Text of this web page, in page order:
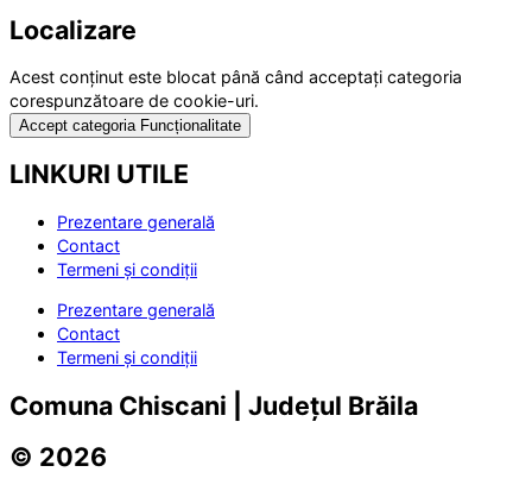
Localizare
Acest conținut este blocat până când acceptați categoria
corespunzătoare de cookie-uri.
Accept categoria Funcționalitate
LINKURI UTILE
Prezentare generală
Contact
Termeni și condiții
Prezentare generală
Contact
Termeni și condiții
Comuna Chiscani | Județul Brăila
© 2026